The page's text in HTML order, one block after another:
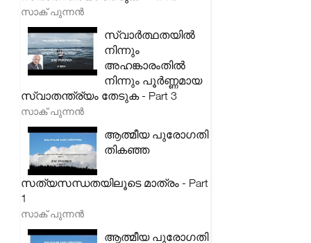
സാക് പുന്നൻ
സ്വാർത്ഥതയിൽ
നിന്നും
അഹങ്കാരംതിൽ
നിന്നും പൂർണ്ണമായ
സ്വാതന്ത്ര്യം തേടുക - Part 3
സാക് പുന്നൻ
ആത്മീയ പുരോഗതി
തികഞ്ഞ
സത്യസന്ധതയിലൂടെ മാത്രം - Part
1
സാക് പുന്നൻ
ആത്മീയ പുരോഗതി